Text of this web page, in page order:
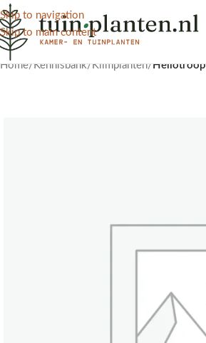
Skip to navigation
Skip to main content
Home/Kennisbank/Klimplanten/Heliotroop